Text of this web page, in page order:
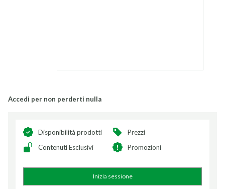
Accedi per non perderti nulla
Disponibilità prodotti
Prezzi
Contenuti Esclusivi
Promozioni
Inizia sessione